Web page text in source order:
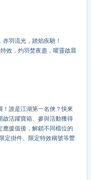
羽流光，踏焰疾馳！
效，灼羽焚夜盡，曜靈啟晨
誰是江湖第一名俠？快來
啟活躍寶箱、參與活動獲得
應援值後，解鎖不同檔位的
定掛件、限定特效稱號等豐